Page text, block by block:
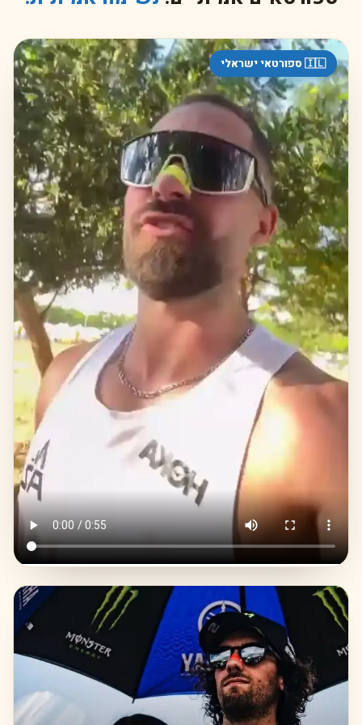
עד 6 שעות), הצורה הדו-צירית מרכזת את המתיחה בקצוות כנפי האף
בתקן EU MDR.
אופן שימוש:
10-15 דקות לפני האימון
— נקו ויבשו את גשר האף (בלי קרם, בלי שמן
— דבק לא יחזיק על משטח שמן).
הסירו את ההגנה השקופהמצדה הדביק של המדבקה.
הצמידו לגשר האף — הקצוות הרחבים על שני הצדדים, החלק הצר
במרכז.
לחצו 5 שניות מכל צד
— להבטחת קיבוע מלא לעור.
חימום נשימה 4-4-4-4
— תרגישו את ההרחבה ב-30 שניות הראשונות.
בסוף האימון:מורידים בעדינות מצד אחד למרכז — בלי משיכה חדה.
חומרים ותקנים:
בד:SoftSense® — כותנה היפואלרגנית פרימיום
דבק:Henkel medical-grade · 4-6 שעות הזעה
חוט מתח:פוליפרופילן בצורת פפיון
ייצור:אירופה · תקן EU MDR
🇮🇱 ספורטאי ישראלי
״אני רץ עם זה ומרגיש שאני פועל ועובד
יותר טוב.״
דניאל חיון
מרתוניסט · מצטיין בה״ד 1 · מאמן ריצה